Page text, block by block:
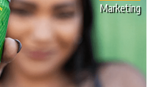
Marketing